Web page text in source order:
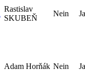
Rastislav
SKUBEŇ
Nein Ja
Adam Horňák Nein Ja